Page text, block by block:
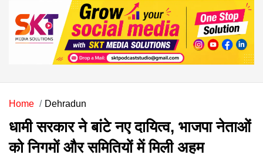
Home Dehradun
धामी सरकार ने बांटे नए दायित्व, भाजपा नेताओं
को निगमों और समितियों में मिली अहम